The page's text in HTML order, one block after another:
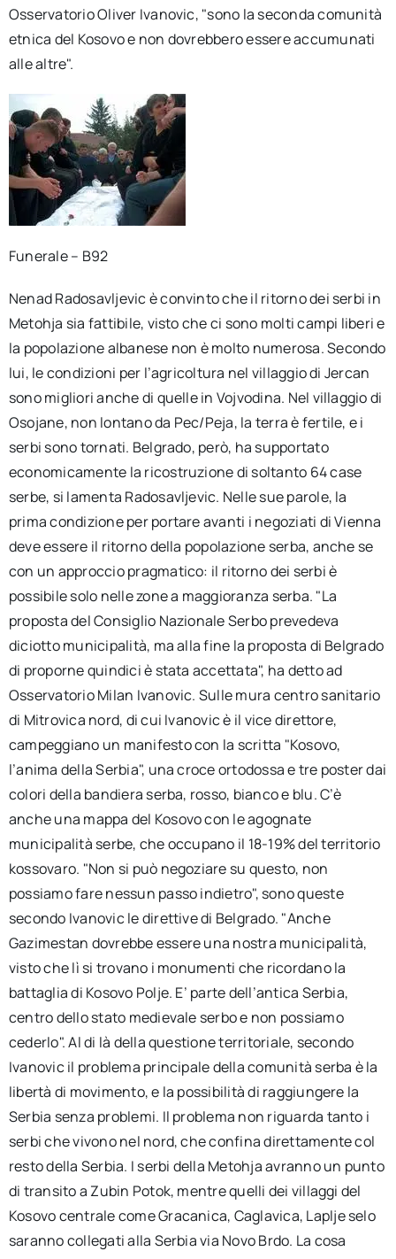
Osservatorio Oliver Ivanovic, "sono la seconda comunità
etnica del Kosovo e non dovrebbero essere accumunati
alle altre".
Funerale – B92
Nenad Radosavljevic è convinto che il ritorno dei serbi in
Metohja sia fattibile, visto che ci sono molti campi liberi e
la popolazione albanese non è molto numerosa. Secondo
lui, le condizioni per l’agricoltura nel villaggio di Jercan
sono migliori anche di quelle in Vojvodina. Nel villaggio di
Osojane, non lontano da Pec/Peja, la terra è fertile, e i
serbi sono tornati. Belgrado, però, ha supportato
economicamente la ricostruzione di soltanto 64 case
serbe, si lamenta Radosavljevic. Nelle sue parole, la
prima condizione per portare avanti i negoziati di Vienna
deve essere il ritorno della popolazione serba, anche se
con un approccio pragmatico: il ritorno dei serbi è
possibile solo nelle zone a maggioranza serba. "La
proposta del Consiglio Nazionale Serbo prevedeva
diciotto municipalità, ma alla fine la proposta di Belgrado
di proporne quindici è stata accettata", ha detto ad
Osservatorio Milan Ivanovic. Sulle mura centro sanitario
di Mitrovica nord, di cui Ivanovic è il vice direttore,
campeggiano un manifesto con la scritta "Kosovo,
l’anima della Serbia", una croce ortodossa e tre poster dai
colori della bandiera serba, rosso, bianco e blu. C’è
anche una mappa del Kosovo con le agognate
municipalità serbe, che occupano il 18-19% del territorio
kossovaro. "Non si può negoziare su questo, non
possiamo fare nessun passo indietro", sono queste
secondo Ivanovic le direttive di Belgrado. "Anche
Gazimestan dovrebbe essere una nostra municipalità,
visto che lì si trovano i monumenti che ricordano la
battaglia di Kosovo Polje. E’ parte dell’antica Serbia,
centro dello stato medievale serbo e non possiamo
cederlo". Al di là della questione territoriale, secondo
Ivanovic il problema principale della comunità serba è la
libertà di movimento, e la possibilità di raggiungere la
Serbia senza problemi. Il problema non riguarda tanto i
serbi che vivono nel nord, che confina direttamente col
resto della Serbia. I serbi della Metohja avranno un punto
di transito a Zubin Potok, mentre quelli dei villaggi del
Kosovo centrale come Gracanica, Caglavica, Laplje selo
saranno collegati alla Serbia via Novo Brdo. La cosa